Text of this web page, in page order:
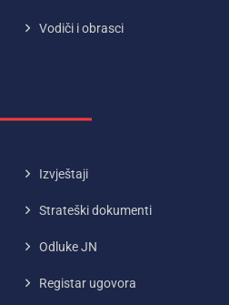
Vodiči i obrasci
Izvještaji
Strateški dokumenti
Odluke JN
Registar ugovora